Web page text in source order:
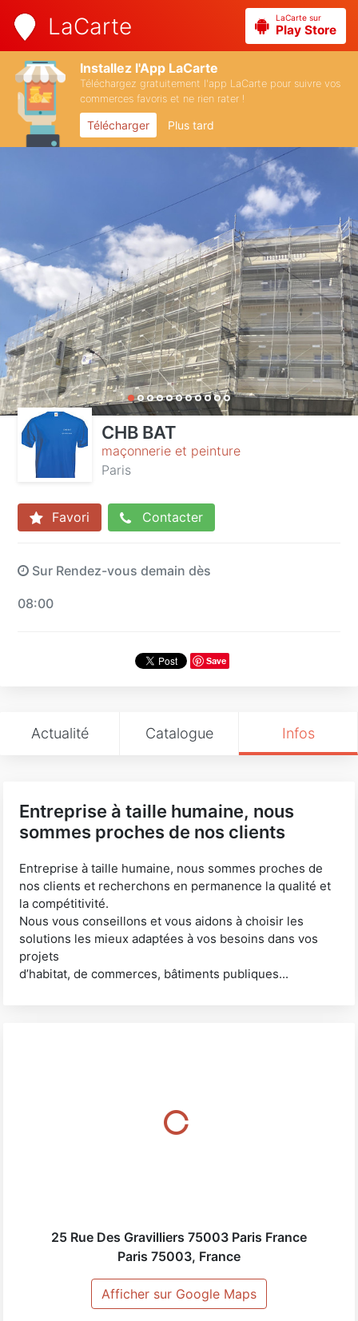
LaCarte LaCarte sur
Play Store
Installez l'App LaCarte
Téléchargez gratuitement l'app LaCarte pour suivre vos
commerces favoris et ne rien rater !
Télécharger Plus tard
CHB BAT
maçonnerie et peinture
Paris
Favori Contacter
Sur Rendez-vous demain dès
08:00
Save
Actualité Catalogue Infos
Entreprise à taille humaine, nous
sommes proches de nos clients
Entreprise à taille humaine, nous sommes proches de
nos clients et recherchons en permanence la qualité et
la compétitivité.
Nous vous conseillons et vous aidons à choisir les
solutions les mieux adaptées à vos besoins dans vos
projets
d’habitat, de commerces, bâtiments publiques...
25 Rue Des Gravilliers 75003‎ Paris France
Paris 75003, France
Afficher sur Google Maps